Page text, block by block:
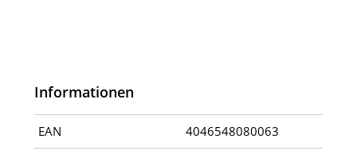
Informationen
EAN 4046548080063